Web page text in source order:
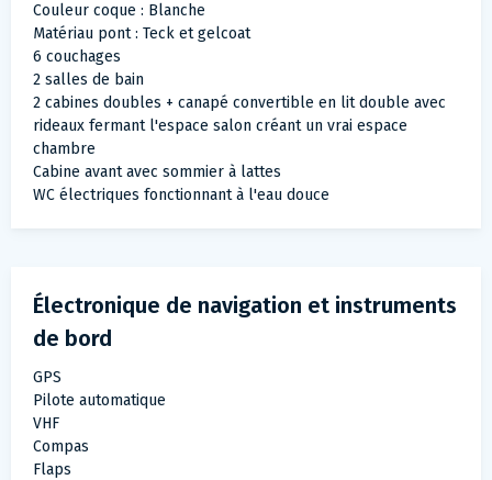
Couleur coque : Blanche
Matériau pont : Teck et gelcoat
6 couchages
2 salles de bain
2 cabines doubles + canapé convertible en lit double avec
rideaux fermant l'espace salon créant un vrai espace
chambre
Cabine avant avec sommier à lattes
WC électriques fonctionnant à l'eau douce
Électronique de navigation et instruments
de bord
GPS
Pilote automatique
VHF
Compas
Flaps